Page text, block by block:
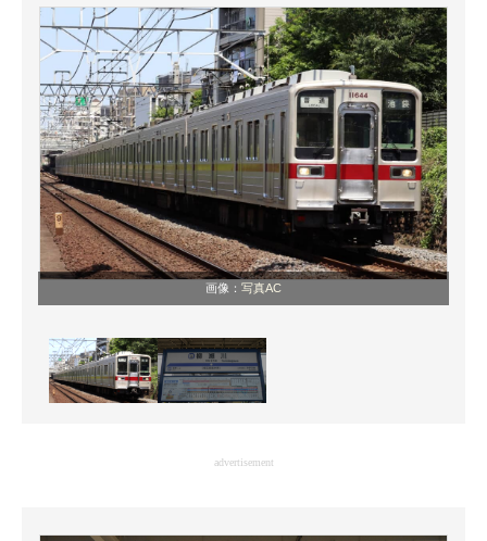
スマホと通信の最新トレンド
進化するPCとデバイスの未来
好きが集まる 比べて選べる
ビジネスと働き方のヒント
AI活用のいまが分かる
企業ITのトレンドを詳説
経営リーダーのコミュニティ
マーケ×ITの今がよく分かる
ITエンジニア向け専門サイト
画像： 写真AC
advertisement